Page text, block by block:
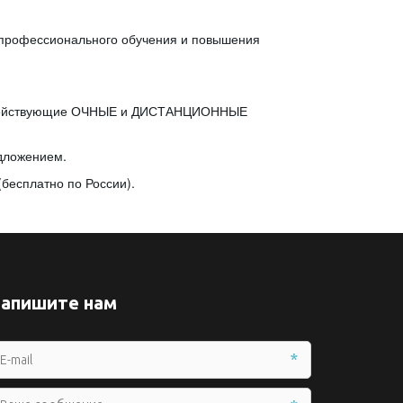
обучения и повышения
действующие ОЧНЫЕ и ДИСТАНЦИОННЫЕ
по России).
нам
*